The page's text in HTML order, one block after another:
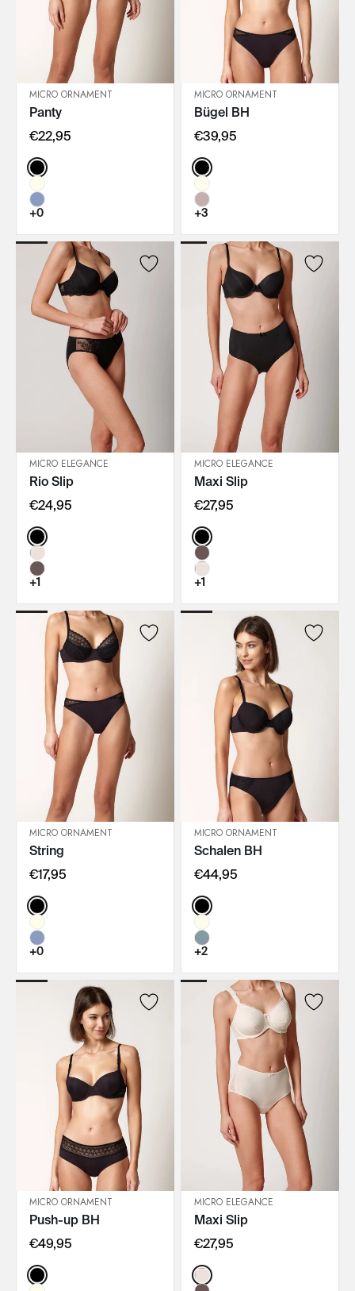
IN DEN WARENKORB
MICRO ORNAMENT
Panty
€22,95
Color:
+0
IN DEN WARENKORB
MICRO ORNAMENT
Bügel BH
€39,95
Color:
+3
IN DEN WARENKORB
MICRO ELEGANCE
Rio Slip
€24,95
Color:
+1
IN DEN WARENKORB
MICRO ELEGANCE
Maxi Slip
€27,95
Color:
+1
IN DEN WARENKORB
MICRO ORNAMENT
String
€17,95
Color:
+0
IN DEN WARENKORB
MICRO ORNAMENT
Schalen BH
€44,95
Color:
+2
IN DEN WARENKORB
MICRO ORNAMENT
Push-up BH
€49,95
Color:
IN DEN WARENKORB
MICRO ELEGANCE
Maxi Slip
€27,95
Color: